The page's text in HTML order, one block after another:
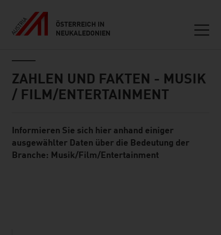
ÖSTERREICH IN
NEUKALEDONIEN
ZAHLEN UND FAKTEN - MUSIK
/ FILM/ENTERTAINMENT
Standard Content Module
Informieren Sie sich hier anhand einiger
ausgewählter Daten über die Bedeutung der
Branche: Musik/Film/Entertainment